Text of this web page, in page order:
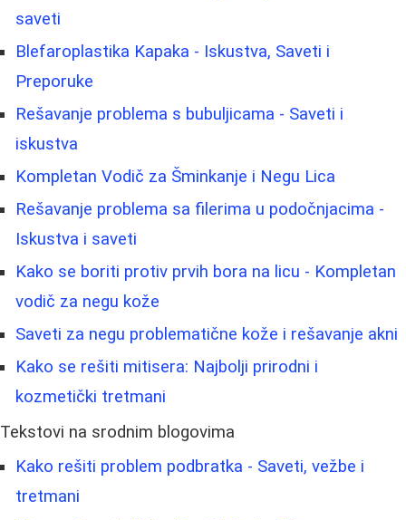
saveti
Blefaroplastika Kapaka - Iskustva, Saveti i
Preporuke
Rešavanje problema s bubuljicama - Saveti i
iskustva
Kompletan Vodič za Šminkanje i Negu Lica
Rešavanje problema sa filerima u podočnjacima -
Iskustva i saveti
Kako se boriti protiv prvih bora na licu - Kompletan
vodič za negu kože
Saveti za negu problematične kože i rešavanje akni
Kako se rešiti mitisera: Najbolji prirodni i
kozmetički tretmani
Tekstovi na srodnim blogovima
Kako rešiti problem podbratka - Saveti, vežbe i
tretmani